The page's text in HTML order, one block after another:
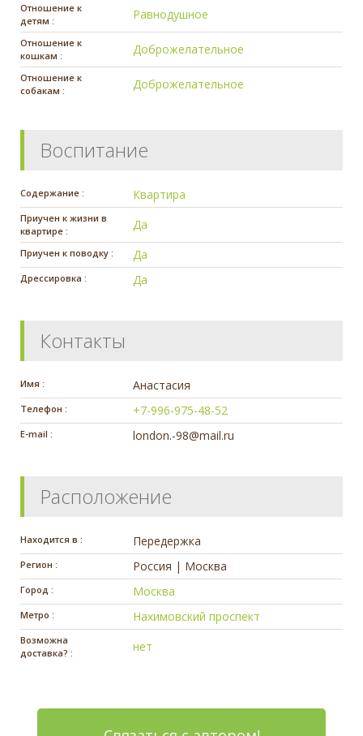
Отношение к
детям :
Равнодушное
Отношение к
кошкам :
Доброжелательное
Отношение к
собакам :
Доброжелательное
Воспитание
Содержание : Квартира
Приучен к жизни в
квартире :
Да
Приучен к поводку : Да
Дрессировка : Да
Контакты
Имя : Анастасия
Телефон : +7-996-975-48-52
E-mail : london.-98@mail.ru
Расположение
Находится в : Передержка
Регион : Россия | Москва
Город : Москва
Метро : Нахимовский проспект
Возможна
доставка? :
нет